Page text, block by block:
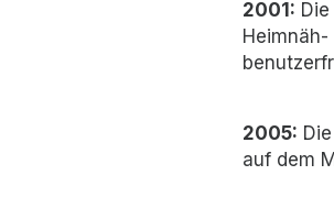
2001:
2005:
auf dem